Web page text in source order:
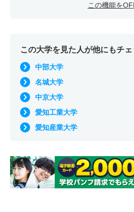
この機能を
この大学を見た人が他にもチ
中部大学
名城大学
中京大学
愛知工業大学
愛知産業大学